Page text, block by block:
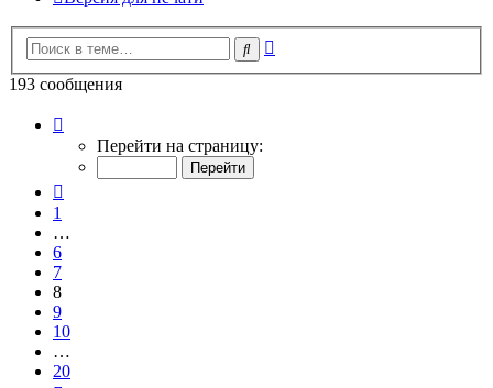
Поиск
193 сообщения
Перейти на страницу:
1
…
6
7
8
9
10
…
20